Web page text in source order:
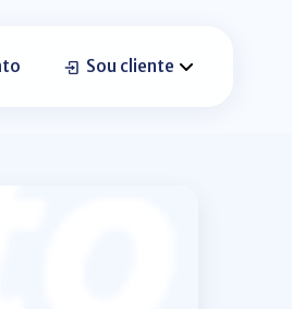
Sou cliente